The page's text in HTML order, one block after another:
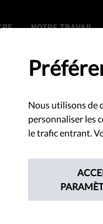
NOTRE TRAVAIL
Nous utilisons de
personnaliser les
le trafic entrant.